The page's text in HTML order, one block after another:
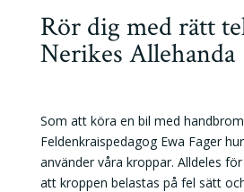
Rör dig med rätt
Nerikes Allehanda
Som att köra en bil med
Feldenkraispedagog Ewa Fager
använder våra kroppar. Alldeles
att kroppen belastas på fel sätt